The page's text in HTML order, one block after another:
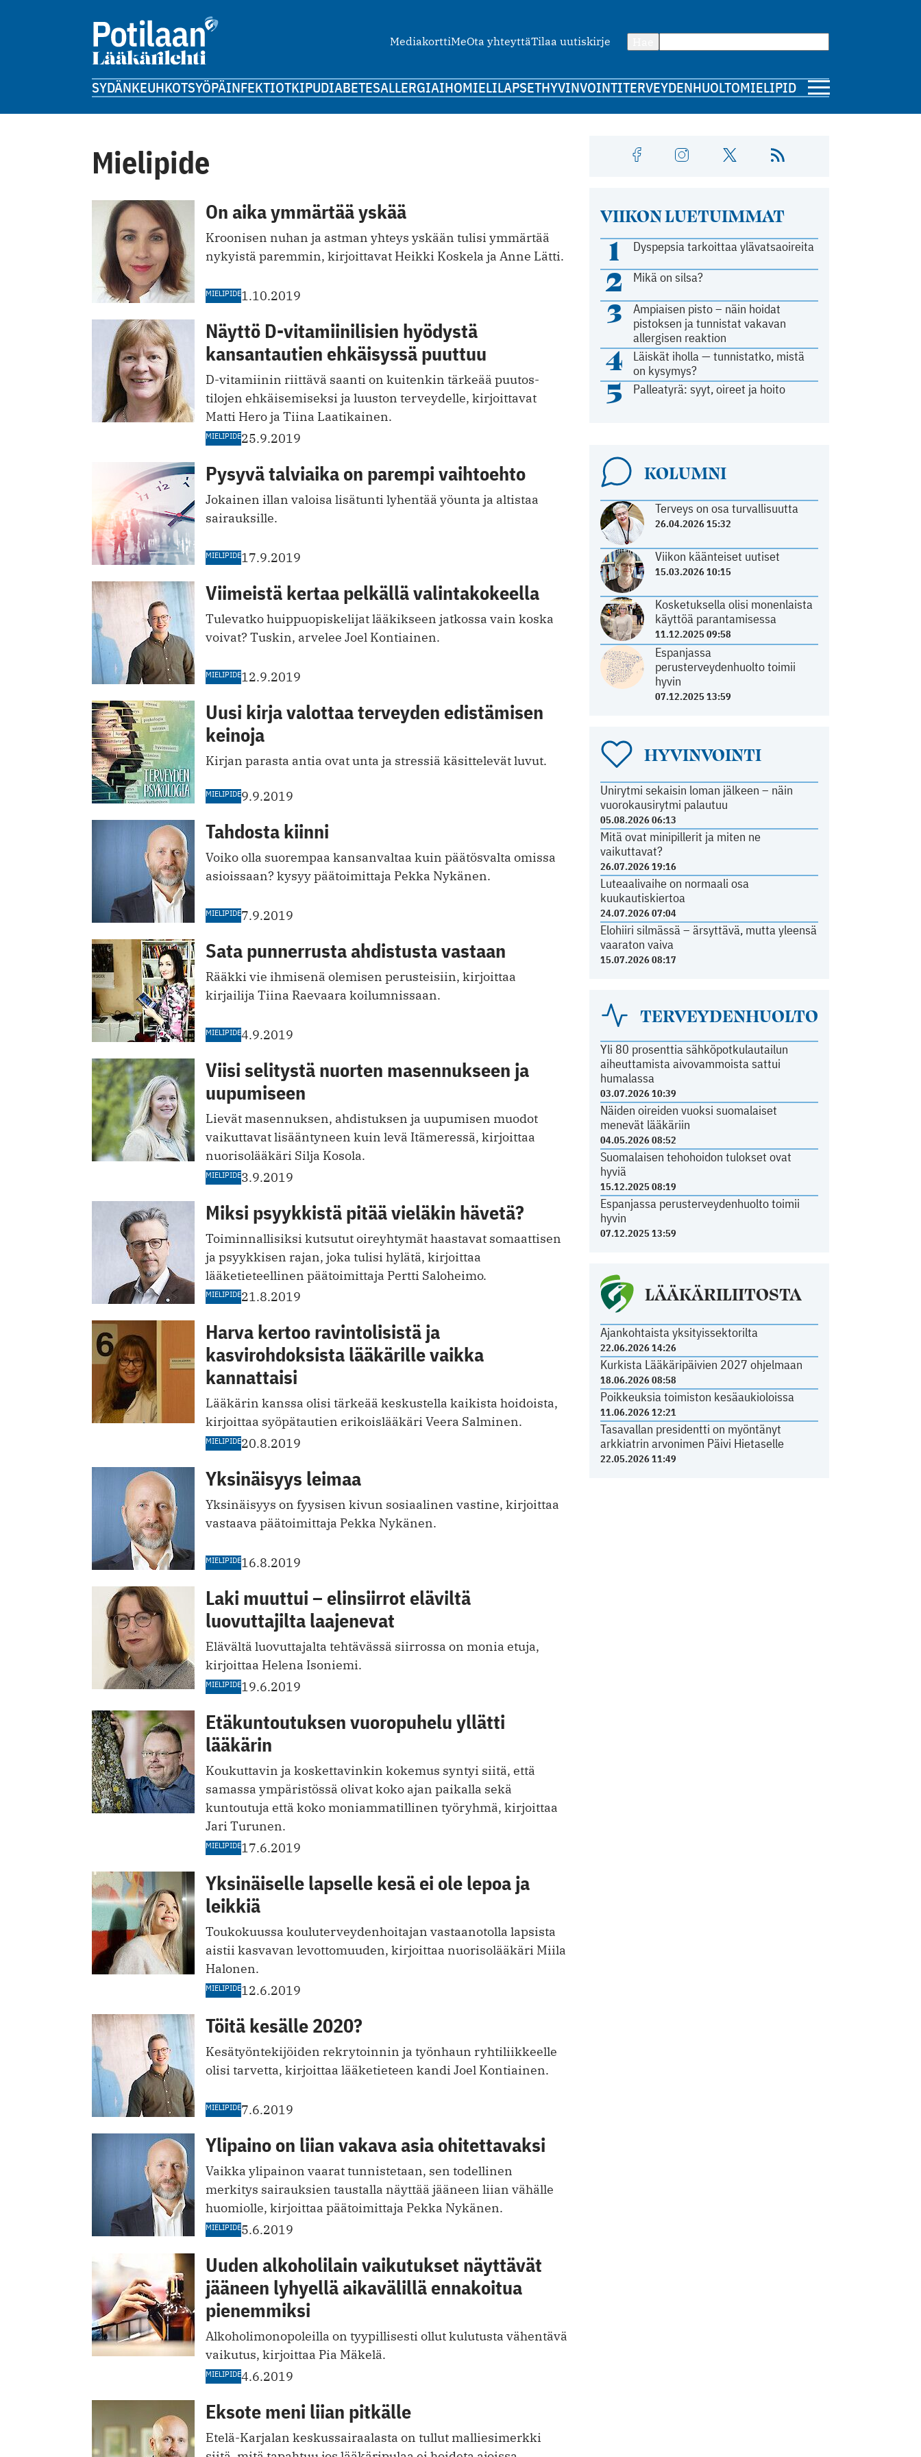
MediakorttiMeOta yhteyttäTilaa uutiskirje
SYDÄNKEUHKOTSYÖPÄINFEKTIOTKIPUDIABETESALLERGIAIHOMIELILAPSETHYVINVOINTITERVEYDENHUOLTOMIELIPIDE
Mielipide
On aika ymmärtää yskää
Kroonisen nuhan ja astman yhteys yskään tulisi ymmärtää
nykyistä paremmin, kirjoittavat Heikki Koskela ja Anne Lätti.
MIELIPIDE1.10.2019
Näyttö D-vitamiinilisien hyödystä
kansantautien ehkäisyssä puuttuu
D-vitamiinin riittävä saanti on kuitenkin tärkeää puutos­
tilojen ehkäisemiseksi ja luuston terveydelle, kirjoittavat
Matti Hero ja Tiina Laatikainen.
MIELIPIDE25.9.2019
Pysyvä talviaika on parempi vaihtoehto
Jokainen illan valoisa lisätunti lyhentää yöunta ja altistaa
sairauksille.
MIELIPIDE17.9.2019
Viimeistä kertaa pelkällä valintakokeella
Tulevatko huippuopiskelijat lääkikseen jatkossa vain koska
voivat? Tuskin, arvelee Joel Kontiainen.
MIELIPIDE12.9.2019
Uusi kirja valottaa terveyden edistämisen
keinoja
Kirjan parasta antia ovat unta ja stressiä käsittelevät luvut.
MIELIPIDE9.9.2019
Tahdosta kiinni
Voiko olla suorempaa kansanvaltaa kuin päätösvalta omissa
asioissaan? kysyy päätoimittaja Pekka Nykänen.
MIELIPIDE7.9.2019
Sata punnerrusta ahdistusta vastaan
Rääkki vie ihmisenä olemisen perusteisiin, kirjoittaa
kirjailija Tiina Raevaara koilumnissaan.
MIELIPIDE4.9.2019
Viisi selitystä nuorten masennukseen ja
uupumiseen
Lievät masennuksen, ahdistuksen ja uupumisen muodot
vaikuttavat lisääntyneen kuin levä Itämeressä, kirjoittaa
nuorisolääkäri Silja Kosola.
MIELIPIDE3.9.2019
Miksi psyykkistä pitää vieläkin hävetä?
Toiminnallisiksi kutsutut oireyhtymät haastavat somaattisen
ja psyykkisen rajan, joka tulisi hylätä, kirjoittaa
lääketieteellinen päätoimittaja Pertti Saloheimo.
MIELIPIDE21.8.2019
Harva kertoo ravintolisistä ja
kasvirohdoksista lääkärille vaikka
kannattaisi
Lääkärin kanssa olisi tärkeää keskustella kaikista hoidoista,
kirjoittaa syöpätautien erikoislääkäri Veera Salminen.
MIELIPIDE20.8.2019
Yksinäisyys leimaa
Yksinäisyys on fyysisen kivun sosiaalinen vastine, kirjoittaa
vastaava päätoimittaja Pekka Nykänen.
MIELIPIDE16.8.2019
Laki muuttui – elinsiirrot eläviltä
luovuttajilta laajenevat
Elävältä luovuttajalta tehtävässä siirrossa on monia etuja,
kirjoittaa Helena Isoniemi.
MIELIPIDE19.6.2019
Etäkuntoutuksen vuoropuhelu yllätti
lääkärin
Koukuttavin ja koskettavinkin kokemus syntyi siitä, että
samassa ympäristössä olivat koko ajan paikalla sekä
kuntoutuja että koko moniammatillinen työryhmä, kirjoittaa
Jari Turunen.
MIELIPIDE17.6.2019
Yksinäiselle lapselle kesä ei ole lepoa ja
leikkiä
Toukokuussa kouluterveydenhoitajan vastaanotolla lapsista
aistii kasvavan levottomuuden, kirjoittaa nuorisolääkäri Miila
Halonen.
MIELIPIDE12.6.2019
Töitä kesälle 2020?
Kesätyöntekijöiden rekrytoinnin ja työnhaun ryhtiliikkeelle
olisi tarvetta, kirjoittaa lääketieteen kandi Joel Kontiainen.
MIELIPIDE7.6.2019
Ylipaino on liian vakava asia ohitettavaksi
Vaikka ylipainon vaarat tunnistetaan, sen todellinen
merkitys sairauksien taustalla näyttää jääneen liian vähälle
huomiolle, kirjoittaa päätoimittaja Pekka Nykänen.
MIELIPIDE5.6.2019
Uuden alkoholilain vaikutukset näyttävät
jääneen lyhyellä aikavälillä ennakoitua
pienemmiksi
Alkoholimonopoleilla on tyypillisesti ollut kulutusta ­vähentävä
vaikutus, kirjoittaa Pia Mäkelä.
MIELIPIDE4.6.2019
Eksote meni liian pitkälle
Etelä-Karjalan keskussairaalasta on tullut malliesimerkki
VIIKON LUETUIMMAT
1 Dyspepsia tarkoittaa ylävatsaoireita
2 Mikä on silsa?
3
Ampiaisen pisto – näin hoidat
pistoksen ja tunnistat vakavan
allergisen reaktion
4
Läiskät iholla — tunnistatko, mistä
on kysymys?
5 Palleatyrä: syyt, oireet ja hoito
KOLUMNI
Terveys on osa turvallisuutta
26.04.2026 15:32
Viikon käänteiset uutiset
15.03.2026 10:15
Kosketuksella olisi monenlaista
käyttöä parantamisessa
11.12.2025 09:58
Espanjassa
perusterveydenhuolto toimii
hyvin
07.12.2025 13:59
HYVINVOINTI
Unirytmi sekaisin loman jälkeen – näin
vuorokausirytmi palautuu
05.08.2026 06:13
Mitä ovat minipillerit ja miten ne
vaikuttavat?
26.07.2026 19:16
Luteaalivaihe on normaali osa
kuukautiskiertoa
24.07.2026 07:04
Elohiiri silmässä – ärsyttävä, mutta yleensä
vaaraton vaiva
15.07.2026 08:17
TERVEYDENHUOLTO
Yli 80 prosenttia sähköpotkulautailun
aiheuttamista aivovammoista sattui
humalassa
03.07.2026 10:39
Näiden oireiden vuoksi suomalaiset
menevät lääkäriin
04.05.2026 08:52
Suomalaisen tehohoidon tulokset ovat
hyviä
15.12.2025 08:19
Espanjassa perusterveydenhuolto toimii
hyvin
07.12.2025 13:59
LÄÄKÄRILIITOSTA
Ajankohtaista yksityissektorilta
22.06.2026 14:26
Kurkista Lääkäripäivien 2027 ohjelmaan
18.06.2026 08:58
Poikkeuksia toimiston kesäaukioloissa
11.06.2026 12:21
Tasavallan presidentti on myöntänyt
arkkiatrin arvonimen Päivi Hietaselle
22.05.2026 11:49